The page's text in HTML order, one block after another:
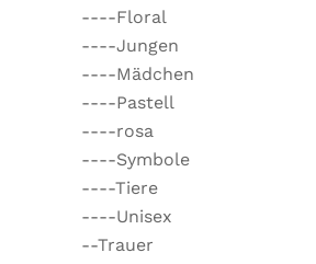
----Floral
----Jungen
----Mädchen
----Pastell
----rosa
----Symbole
----Tiere
----Unisex
--Trauer